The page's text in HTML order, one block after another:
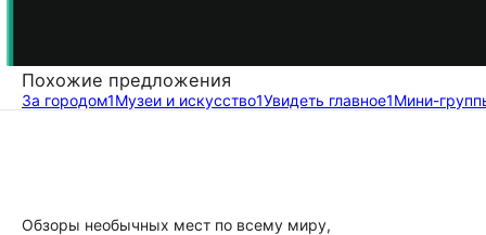
Похожие предложения
За городом1Музеи и искусство1Увидеть главное1Мини-
Обзоры необычных мест по всему миру,